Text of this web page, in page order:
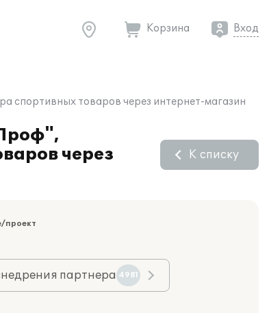
Корзина Вход
спортивных товаров через интернет-магазин
через
К списку
проект
партнера 4981